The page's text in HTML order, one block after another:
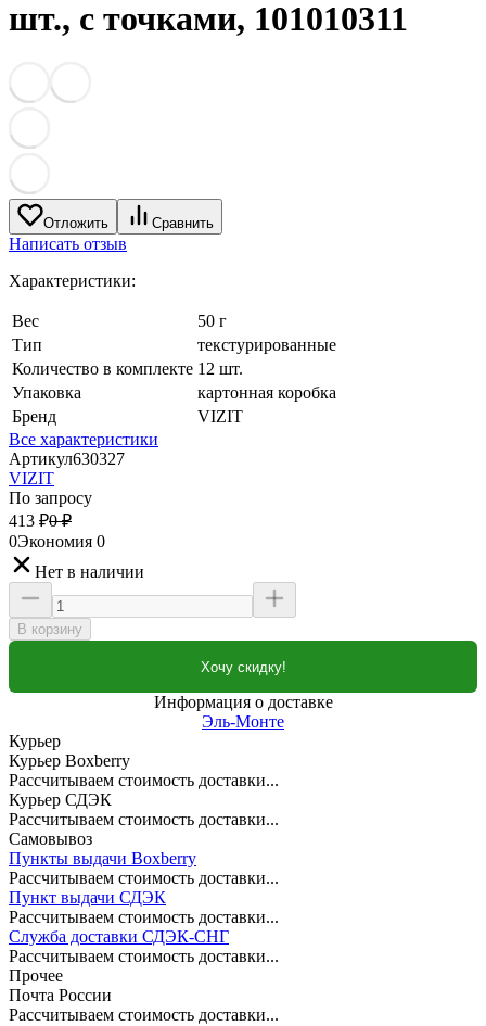
шт., с точками, 101010311
Отложить Сравнить
Написать отзыв
Характеристики:
Вес
50 г
Тип
текстурированные
Количество в комплекте 12 шт.
Упаковка
картонная коробка
Бренд
VIZIT
Все характеристики
Артикул630327
VIZIT
По запросу
413 ₽0 ₽
0Экономия 0
Нет в наличии
В корзину
Хочу скидку!
Информация о доставке
Эль-Монте
Курьер
Курьер Boxberry
Рассчитываем стоимость доставки...
Курьер СДЭК
Рассчитываем стоимость доставки...
Самовывоз
Пункты выдачи Boxberry
Рассчитываем стоимость доставки...
Пункт выдачи СДЭК
Рассчитываем стоимость доставки...
Служба доставки СДЭК-СНГ
Рассчитываем стоимость доставки...
Прочее
Почта России
Рассчитываем стоимость доставки...